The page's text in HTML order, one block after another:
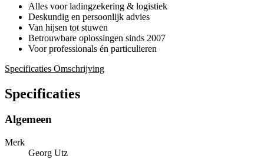
Alles voor ladingzekering & logistiek
Deskundig en persoonlijk advies
Van hijsen tot stuwen
Betrouwbare oplossingen sinds 2007
Voor professionals én particulieren
Specificaties Omschrijving
Specificaties
Algemeen
Merk
Georg Utz